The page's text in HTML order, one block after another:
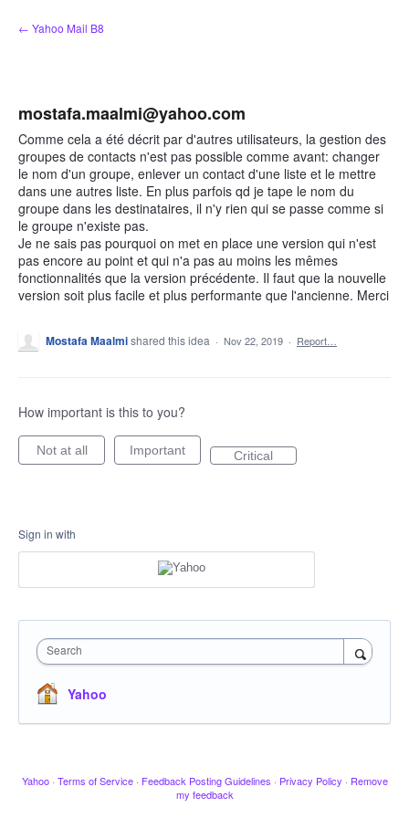
Skip
to
← Yahoo Mail B8
mostafa.maalmi@yahoo.com
Comme cela a été décrit par d'autres utilisateurs, la gestion des
groupes de contacts n'est pas possible comme avant: changer
le nom d'un groupe, enlever un contact d'une liste et le mettre
dans une autres liste. En plus parfois qd je tape le nom du
groupe dans les destinataires, il n'y rien qui se passe comme si
le groupe n'existe pas.
Je ne sais pas pourquoi on met en place une version qui n'est
pas encore au point et qui n'a pas au moins les mêmes
fonctionnalités que la version précédente. Il faut que la nouvelle
version soit plus facile et plus performante que l'ancienne. Merci
Mostafa Maalmishared this idea · Nov 22, 2019 · Report…
How important is this to you?
Not at all Important Critical
Sign in with
Search
Yahoo
Yahoo · Terms of Service · Feedback Posting Guidelines · Privacy Policy · Remove
my feedback